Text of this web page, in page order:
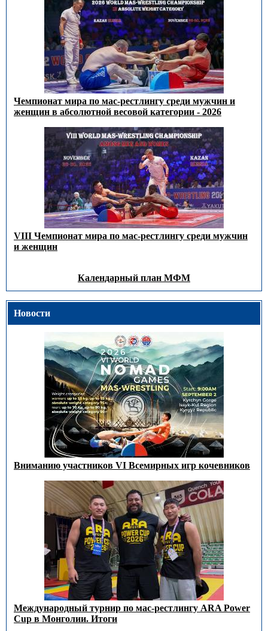
Чемпионат мира по мас-рестлингу среди мужчин и
женщин в абсолютной весовой категории - 2026
VIII Чемпионат мира по мас-рестлингу среди мужчин
и женщин
Календарный план МФМ
Новости
Вниманию участников VI Всемирных игр кочевников
Международный турнир по мас-рестлингу ARA Power
Cup в Монголии. Итоги